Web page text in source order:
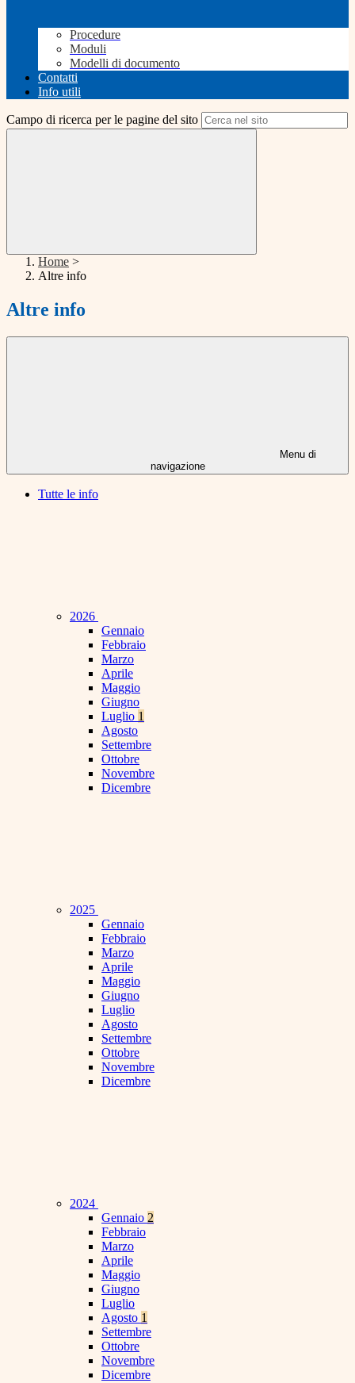
Procedure
Moduli
Modelli di documento
Contatti
Info utili
Campo di ricerca per le pagine del sito
Home >
Altre info
Altre info
Menu di
navigazione
Tutte le info
2026
Gennaio
Febbraio
Marzo
Aprile
Maggio
Giugno
Luglio 1
Agosto
Settembre
Ottobre
Novembre
Dicembre
2025
Gennaio
Febbraio
Marzo
Aprile
Maggio
Giugno
Luglio
Agosto
Settembre
Ottobre
Novembre
Dicembre
2024
Gennaio 2
Febbraio
Marzo
Aprile
Maggio
Giugno
Luglio
Agosto 1
Settembre
Ottobre
Novembre
Dicembre